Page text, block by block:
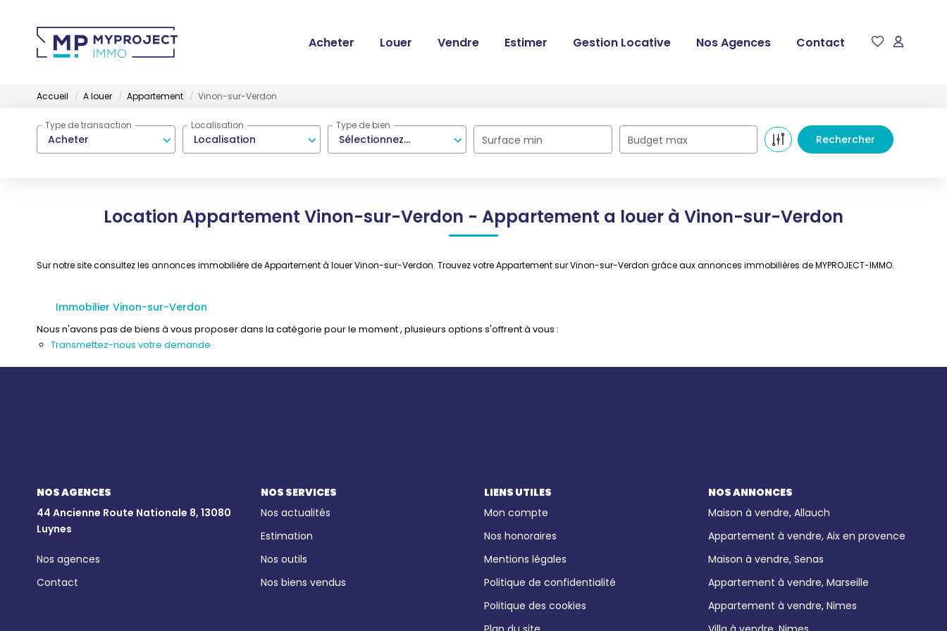
Acheter Louer Vendre Estimer Gestion Locative Nos Agences Contact
Accueil A louer Appartement Vinon-sur-Verdon
Acheter
Type de transaction
Localisation
Localisation
Sélectionnez...
Type de bien
Surface min Budget max
Location Appartement Vinon-sur-Verdon - Appartement a louer à Vinon-sur-Verdon
Sur notre site consultez les annonces immobilière de Appartement à louer Vinon-sur-Verdon. Trouvez votre Appartement sur Vinon-sur-Verdon grâce aux annonces immobilières de MYPROJECT-IMMO.
Immobilier Vinon-sur-Verdon
Nous n'avons pas de biens à vous proposer dans la catégorie pour le moment , plusieurs options s'offrent à vous :
Transmettez-nous votre demande
NOS AGENCES
44 Ancienne Route Nationale 8, 13080
Luynes
Nos agences
Contact
NOS SERVICES
Nos actualités
Estimation
Nos outils
Nos biens vendus
LIENS UTILES
Mon compte
Nos honoraires
Mentions légales
Politique de confidentialité
Politique des cookies
NOS ANNONCES
Maison à vendre, Allauch
Appartement à vendre, Aix en provence
Maison à vendre, Senas
Appartement à vendre, Marseille
Appartement à vendre, Nimes